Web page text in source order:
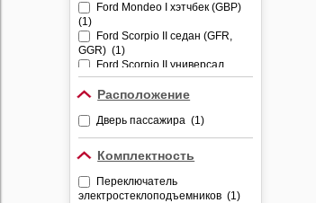
Ford Mondeo I хэтчбек (GBP)
(1)
Ford Scorpio II седан (GFR,
GGR) (1)
Ford Scorpio II универсал
(GNR, GGR) (1)
Ford Transit VI (FA_) (1)
FZ_, FC_) (1)
Ford Transit VI (FM_, FN_) (1)
Ford Transit V (Е_) (1)
Расположение
Дверь пассажира (1)
Комплектность
Переключатель
электростеклоподъемников (1)